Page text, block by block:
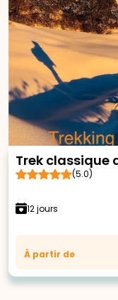
Trek classique
(5.0)
12 jours
À partir de